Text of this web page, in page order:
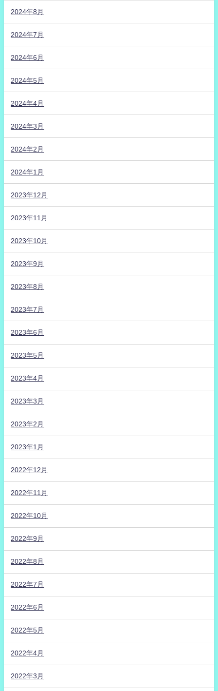
2024年8月
2024年7月
2024年6月
2024年5月
2024年4月
2024年3月
2024年2月
2024年1月
2023年12月
2023年11月
2023年10月
2023年9月
2023年8月
2023年7月
2023年6月
2023年5月
2023年4月
2023年3月
2023年2月
2023年1月
2022年12月
2022年11月
2022年10月
2022年9月
2022年8月
2022年7月
2022年6月
2022年5月
2022年4月
2022年3月